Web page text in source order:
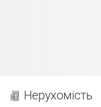
Нерухомість